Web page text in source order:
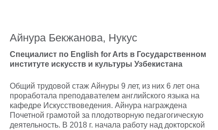
Айнура Бекжанова, Нукус
Специалист по English for Arts в Государственном
институте искусств и культуры Узбекистана
Общий трудовой стаж Айнуры 9 лет, из них 6 лет она
проработала преподавателем английского языка на
кафедре Искусствоведения. Айнура награждена
Почетной грамотой за плодотворную педагогическую
деятельность. В 2018 г. начала работу над докторской